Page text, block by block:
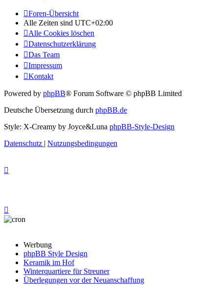
Foren-Übersicht
Alle Zeiten sind UTC+02:00
Alle Cookies löschen
Datenschutzerklärung
Das Team
Impressum
Kontakt
Powered by phpBB® Forum Software © phpBB Limited
Deutsche Übersetzung durch phpBB.de
Style: X-Creamy by Joyce&Luna phpBB-Style-Design
Datenschutz | Nutzungsbedingungen
Werbung
phpBB Style Design
Keramik im Hof
Winterquartiere für Streuner
Überlegungen vor der Neuanschaffung